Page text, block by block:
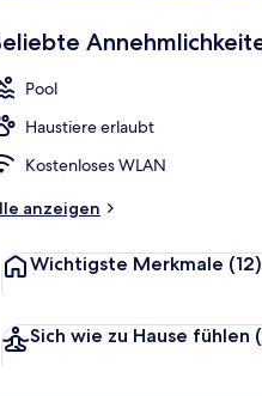
Pool
Haustiere erlaubt
Kostenloses WLAN
anzeigen
Wichtigste Merkmale (12)
Sich wie zu Hause fühlen